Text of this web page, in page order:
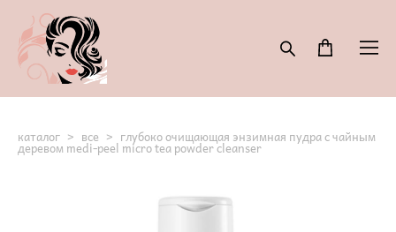
каталог > все > глубоко очищающая энзимная пудра с чайным
деревом medi-peel micro tea powder cleanser